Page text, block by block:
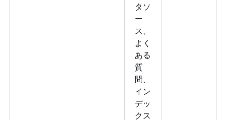
タソ
ー
ス、
よく
ある
質
問、
イン
デッ
クス